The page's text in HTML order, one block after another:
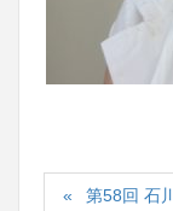
第58回 石